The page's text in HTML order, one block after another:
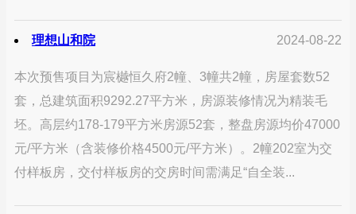
理想山和院 2024-08-22
本次预售项目为宸樾恒久府2幢、3幢共2幢，房屋套数52
套，总建筑面积9292.27平方米，房源装修情况为精装毛
坯。高层约178-179平方米房源52套，整盘房源均价47000
元/平方米（含装修价格4500元/平方米）。2幢202室为交
付样板房，交付样板房的交房时间需满足“自全装...